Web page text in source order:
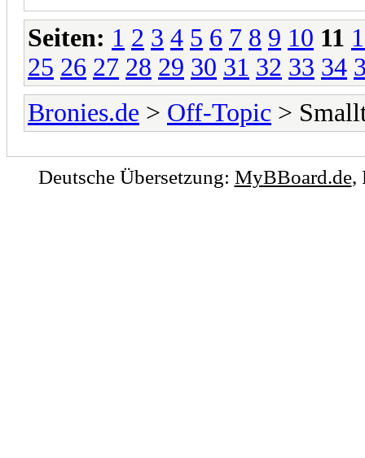
Seiten: 1 2 3 4 5 6 7 8 9 10 11
25 26 27 28 29 30 31 32 33 34
Bronies.de > Off-Topic >
Deutsche Übersetzung: MyBBoard.de,